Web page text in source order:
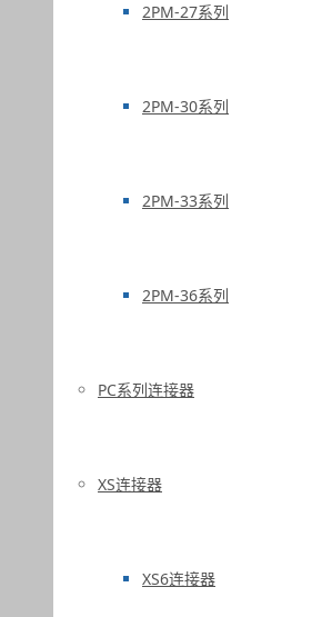
2PM-27系列
2PM-30系列
2PM-33系列
2PM-36系列
PC系列连接器
XS连接器
XS6连接器